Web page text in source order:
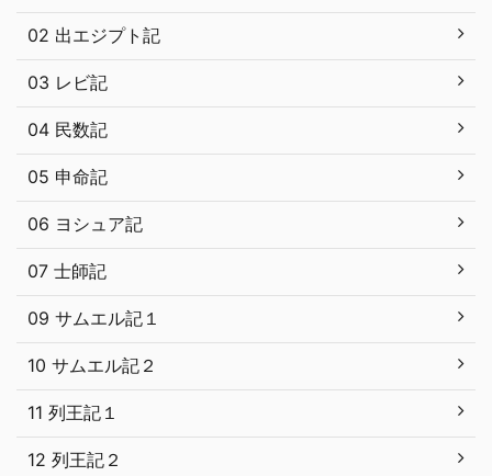
02 出エジプト記
03 レビ記
04 民数記
05 申命記
06 ヨシュア記
07 士師記
09 サムエル記１
10 サムエル記２
11 列王記１
12 列王記２